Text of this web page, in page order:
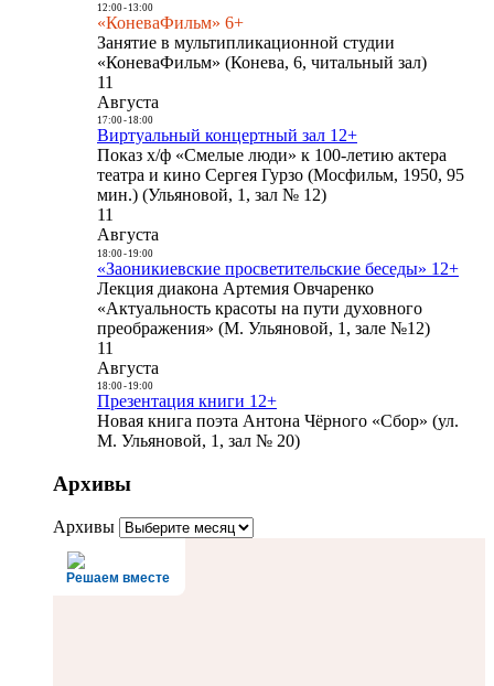
12:00- 13:00
«КоневаФильм» 6+
Занятие в мультипликационной студии
«КоневаФильм» (Конева, 6, читальный зал)
11
Августа
17:00- 18:00
Виртуальный концертный зал 12+
Показ х/ф «Смелые люди» к 100-летию актера
театра и кино Сергея Гурзо (Мосфильм, 1950, 95
мин.) (Ульяновой, 1, зал № 12)
11
Августа
18:00- 19:00
«Заоникиевские просветительские беседы» 12+
Лекция диакона Артемия Овчаренко
«Актуальность красоты на пути духовного
преображения» (М. Ульяновой, 1, зале №12)
11
Августа
18:00- 19:00
Презентация книги 12+
Новая книга поэта Антона Чёрного «Сбор» (ул.
М. Ульяновой, 1, зал № 20)
Архивы
Архивы
Решаем вместе